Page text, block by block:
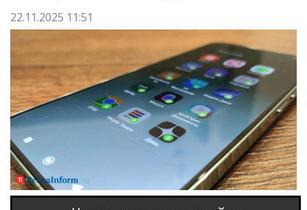
22.11.2025 11:51